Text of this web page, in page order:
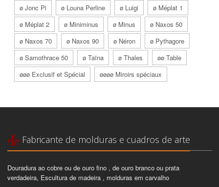
ø Jonc Pi
ø Louna Perline ø Luigi
ø Méplat 1
ø Méplat 2
ø Miniminus ø Minus
ø Naxos 50
ø Naxos 70
ø Naxos 90 ø Néron
ø Pythagore
ø Samothrace 50
ø Taïna ø Thales
øø Table
øøø Exclusif et Spécial
øøøø Miroirs spéciaux
Fabricante de molduras e cuadros de arte
Douradura ao cobre ou de ouro fino , de ouro branco ou prata
verdadeira, Escultura de madeira , molduras em carvalho